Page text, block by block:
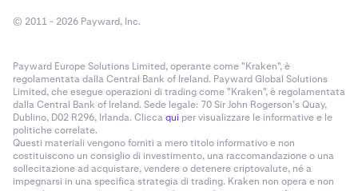
© 2011 - 2026 Payward, Inc.
Payward Europe Solutions Limited, operante come "Kraken", è
regolamentata dalla Central Bank of Ireland. Payward Global Solutions
Limited, che esegue operazioni di trading come "Kraken", è regolamentata
dalla Central Bank of Ireland. Sede legale: 70 Sir John Rogerson’s Quay,
Dublino, D02 R296, Irlanda. Cliccaqui per visualizzare le informative e le
politiche correlate.
Questi materiali vengono forniti a mero titolo informativo e non
costituiscono un consiglio di investimento, una raccomandazione o una
sollecitazione ad acquistare, vendere o detenere criptovalute, né a
impegnarsi in una specifica strategia di trading. Kraken non opera e non